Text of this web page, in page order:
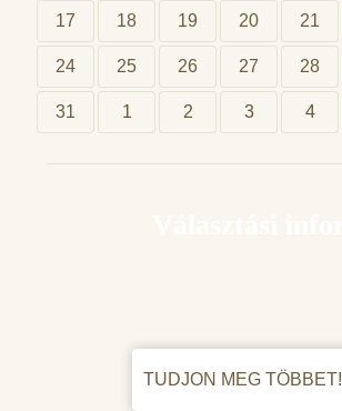
17 18 19 20 21
24 25 26 27 28
31 1 2 3 4
TUDJON MEG TÖBBET!